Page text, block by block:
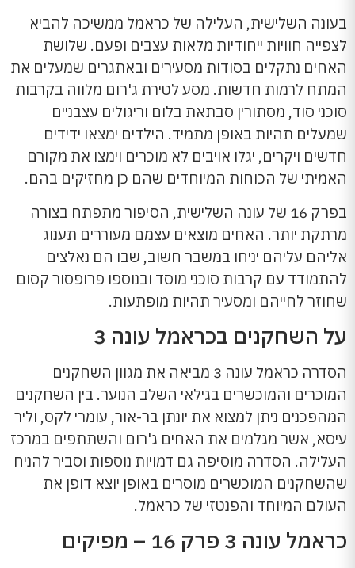
בעונה השלישית, העלילה של כראמל ממשיכה להביא
לצפייה חוויות ייחודיות מלאות עצבים ופעם. שלושת
האחים נתקלים בסודות מסעירים ובאתגרים שמעלים את
המתח לרמות חדשות. מסע לטירת ג'רום מלווה בקרבות
סוכני סוד, מסתורין סבתאת בלום וריגולים עצבניים
שמעלים תהיות באופן מתמיד. הילדים ימצאו ידידים
חדשים ויקרים, יגלו אויבים לא מוכרים וימצו את מקורם
האמיתי של הכוחות המיוחדים שהם כן מחזיקים בהם.
בפרק 16 של עונה השלישית, הסיפור מתפתח בצורה
מרתקת יותר. האחים מוצאים עצמם מעוררים תענוג
אליהם עליהם יניחו במשבר חשוב, שבו הם נאלצים
להתמודד עם קרבות סוכני מוסד ובנוספו פרופסור קסום
שחוזר לחייהם ומסעיר תהיות מופתעות.
על השחקנים בכראמל עונה 3
הסדרה כראמל עונה 3 מביאה את מגוון השחקנים
המוכרים והמוכשרים בגילאי השלב הנוער. בין השחקנים
המהפכנים ניתן למצוא את יונתן בר-אור, עומרי לקס, וליר
עיסא, אשר מגלמים את האחים ג'רום והשתתפים במרכז
העלילה. הסדרה מוסיפה גם דמויות נוספות וסביר להניח
שהשחקנים המוכשרים מוסרים באופן יוצא דופן את
העולם המיוחד והפנטזי של כראמל.
כראמל עונה 3 פרק 16 – מפיקים